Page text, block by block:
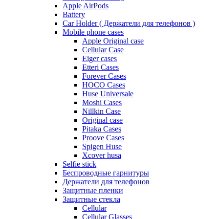
Apple AirPods
Battery
Car Holder ( Держатели для телефонов )
Mobile phone cases
Apple Original case
Cellular Case
Eiger cases
Etteri Cases
Forever Cases
HOCO Cases
Huse Universale
Moshi Cases
Nillkin Case
Original case
Pitaka Cases
Proove Cases
Spigen Huse
Xcover husa
Selfie stick
Беспроводные гарнитуры
Держатели для телефонов
Защитные пленки
Защитные стекла
Cellular
Cellular Glasses